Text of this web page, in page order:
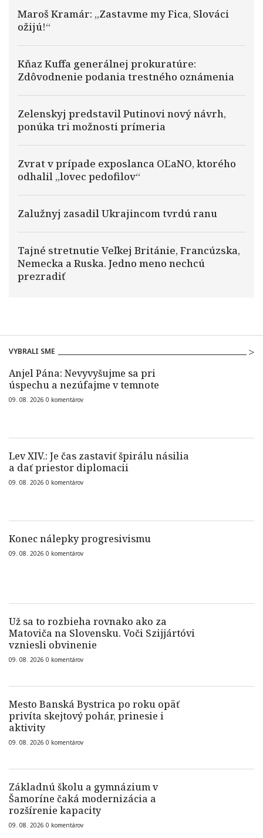
Maroš Kramár: „Zastavme my Fica, Slováci
ožijú!“
Kňaz Kuffa generálnej prokuratúre:
Zdôvodnenie podania trestného oznámenia
Zelenskyj predstavil Putinovi nový návrh,
ponúka tri možnosti prímeria
Zvrat v prípade exposlanca OĽaNO, ktorého
odhalil „lovec pedofilov“
Zalužnyj zasadil Ukrajincom tvrdú ranu
Tajné stretnutie Veľkej Británie, Francúzska,
Nemecka a Ruska. Jedno meno nechcú
prezradiť
VYBRALI SME
Anjel Pána: Nevyvyšujme sa pri
úspechu a nezúfajme v temnote
09. 08. 2026 0 komentárov
Lev XIV.: Je čas zastaviť špirálu násilia
a dať priestor diplomacii
09. 08. 2026 0 komentárov
Konec nálepky progresivismu
09. 08. 2026 0 komentárov
Už sa to rozbieha rovnako ako za
Matoviča na Slovensku. Voči Szijjártóvi
vzniesli obvinenie
09. 08. 2026 0 komentárov
Mesto Banská Bystrica po roku opäť
privíta skejtový pohár, prinesie i
aktivity
09. 08. 2026 0 komentárov
Základnú školu a gymnázium v
Šamoríne čaká modernizácia a
rozšírenie kapacity
09. 08. 2026 0 komentárov